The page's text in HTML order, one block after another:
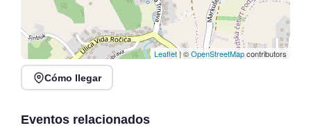
Leaflet| ©OpenStreetMapcontributors
Cómo llegar
Eventos relacionados
Taller Ilustración
Contraforma
Santander